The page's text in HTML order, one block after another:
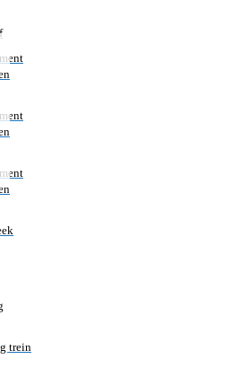
trein